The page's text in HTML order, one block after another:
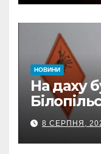
відзнаки
НОВИНИ
На даху
знайшли
8 СЕРПНЯ,